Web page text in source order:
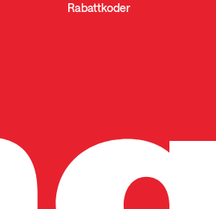
Rabattkoder